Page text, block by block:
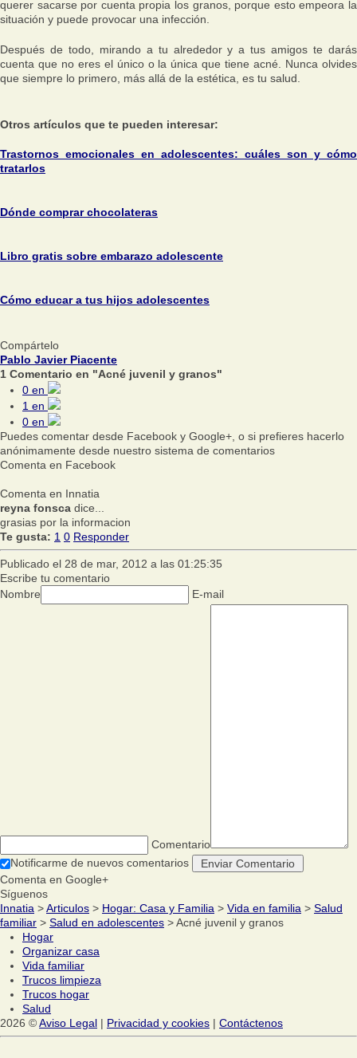
querer sacarse por cuenta propia los granos, porque esto empeora la
situación y puede provocar una infección.
Después de todo, mirando a tu alrededor y a tus amigos te darás
cuenta que no eres el único o la única que tiene acné. Nunca olvides
que siempre lo primero, más allá de la estética, es tu salud.
Otros artículos que te pueden interesar:
Trastornos emocionales en adolescentes: cuáles son y cómo
tratarlos
Dónde comprar chocolateras
Libro gratis sobre embarazo adolescente
Cómo educar a tus hijos adolescentes
Compártelo
Pablo Javier Piacente
1 Comentario en "Acné juvenil y granos"
0 en
1 en
0 en
Puedes comentar desde Facebook y Google+, o si prefieres hacerlo
anónimamente desde nuestro sistema de comentarios
Comenta en Facebook
Comenta en Innatia
reyna fonsca dice...
grasias por la informacion
Te gusta: 1 0 Responder
Publicado el 28 de mar, 2012 a las 01:25:35
Escribe tu comentario
Nombre
E-mail
Comentario
Notificarme de nuevos comentarios
Comenta en Google+
Síguenos
Innatia >Articulos > Hogar: Casa y Familia > Vida en familia > Salud
familiar > Salud en adolescentes > Acné juvenil y granos
Hogar
Organizar casa
Vida familiar
Trucos limpieza
Trucos hogar
Salud
2026 ©Aviso Legal | Privacidad y cookies | Contáctenos